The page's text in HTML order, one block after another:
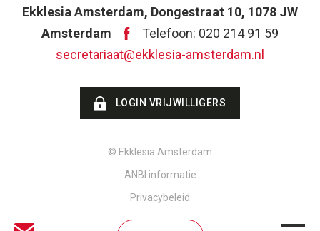
Ekklesia Amsterdam, Dongestraat 10, 1078 JW
Amsterdam
Telefoon: 020 214 91 59
secretariaat@ekklesia-amsterdam.nl
LOGIN VRIJWILLIGERS
© Ekklesia Amsterdam
ANBI informatie
Privacybeleid